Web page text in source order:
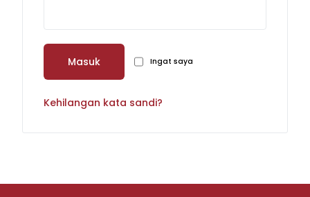
Ingat saya
Masuk
Kehilangan kata sandi?
Pricelist